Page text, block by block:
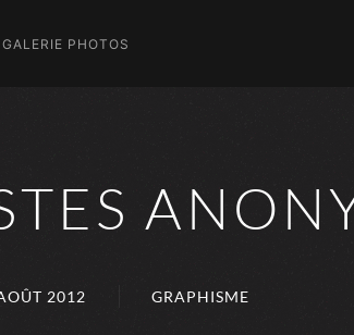
GALERIE PHOTOS
2012 GRAPHISME